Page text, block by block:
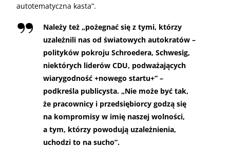
autotematyczna kasta”.
Należy też „pożegnać się z tymi, którzy
uzależnili nas od światowych autokratów –
polityków pokroju Schroedera, Schwesig,
niektórych liderów CDU, podważających
wiarygodność +nowego startu+” –
podkreśla publicysta. „Nie może być tak,
że pracownicy i przedsiębiorcy godzą się
na kompromisy w imię naszej wolności,
a tym, którzy powodują uzależnienia,
uchodzi to na sucho”.